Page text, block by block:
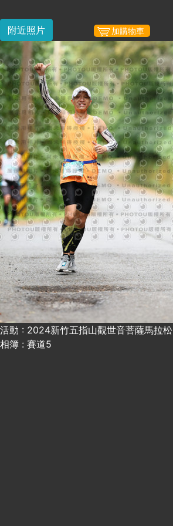
附近照片 加購物車
活動 : 2024新竹五指山觀世音菩薩馬拉松
相簿 : 賽道5